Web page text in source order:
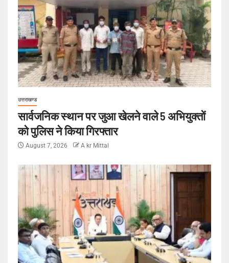
उत्तराखण्ड
सार्वजनिक स्थान पर जुआ खेलने वाले 5 अभियुक्तों
को पुलिस ने किया गिरफ्तार
August 7, 2026 A kr Mittal